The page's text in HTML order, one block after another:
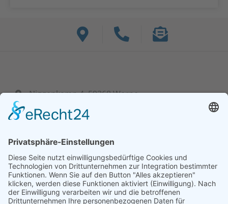
Niggenkamp 4, 59368 Werne
+ 49 (0) 23 89 95 39 60-0
Mo - Fr: 7:30 bis 15:00 Uhr
Unsere Lösungen